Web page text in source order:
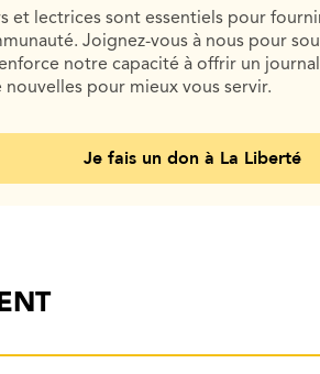
et lectrices sont essentiels pour
Joignez-vous à nous pour
notre capacité à offrir un
pour mieux vous servir.
Je fais un don à La Liberté